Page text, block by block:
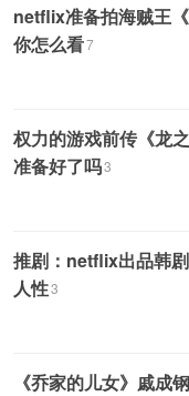
netflix准备拍海贼王
你怎么看7
权力的游戏前传《龙
准备好了吗3
推剧：netflix出品韩
人性3
《乔家的儿女》戚成